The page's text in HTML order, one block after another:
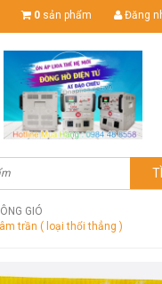
0 sản phẩm Đăng
GIÓ
trần ( loại thổi thẳng )